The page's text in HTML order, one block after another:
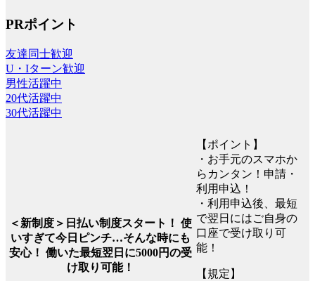
PRポイント
友達同士歓迎
U・Iターン歓迎
男性活躍中
20代活躍中
30代活躍中
＜新制度＞日払い制度スタート！ 使
いすぎて今日ピンチ…そんな時にも
安心！ 働いた最短翌日に5000円の受
け取り可能！
【ポイント】
・お手元のスマホか
らカンタン！申請・
利用申込！
・利用申込後、最短
で翌日にはご自身の
口座で受け取り可
能！
【規定】